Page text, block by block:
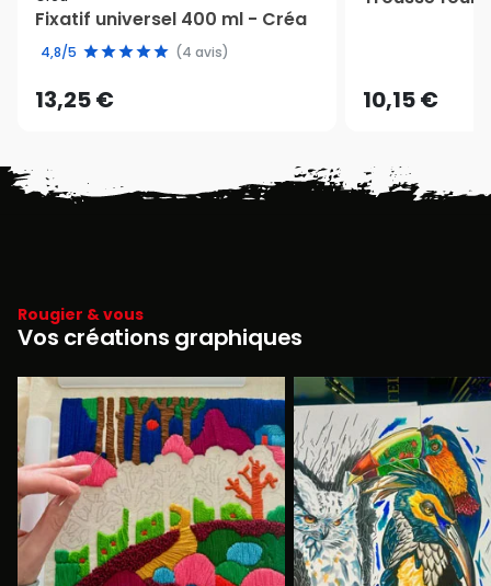
Fixatif universel 400 ml - Créa
4,8/5 (4 avis)
13,25 € 10,15 €
Rougier & vous
Vos créations graphiques